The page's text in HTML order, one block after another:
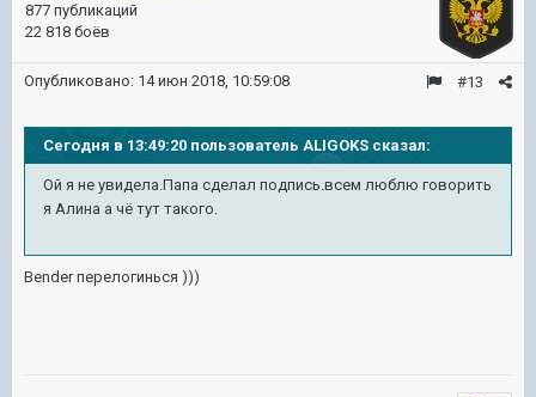
877 публикаций
22 818 боёв
#13
Опубликовано: 14 июн 2018, 10:59:08
Сегодня в 13:49:20 пользователь ALIGOKS сказал:
Ой я не увидела.Папа сделал подпись.всем люблю говорить
я Алина а чё тут такого.
Bender перелогинься )))